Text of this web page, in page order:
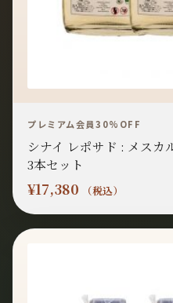
プレミアム会員30%OFF
シナイ レポサド : メス
3本セット
¥17,380 （税込）